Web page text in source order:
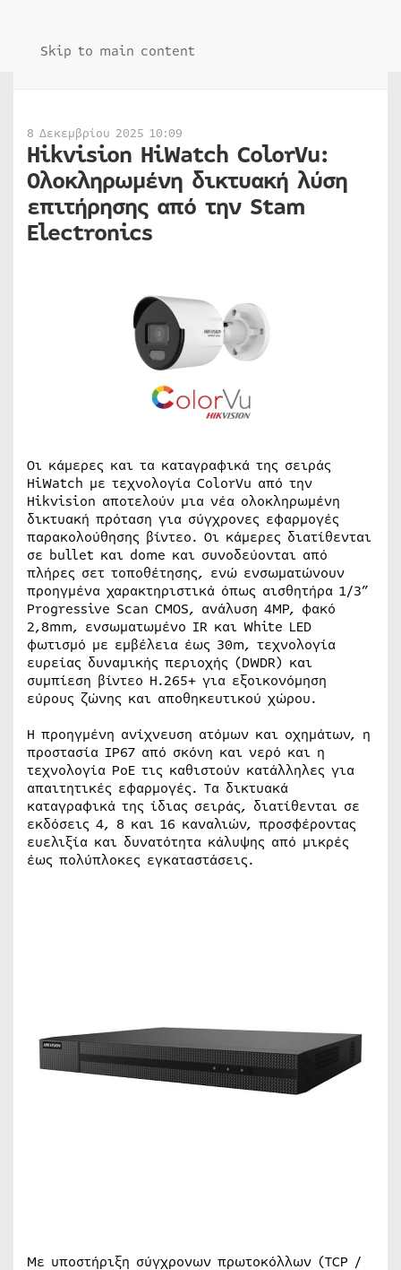
Skip to main content
8 Δεκεμβρίου 2025 10:09
Hikvision HiWatch ColorVu:
Ολοκληρωμένη δικτυακή λύση
επιτήρησης από την Stam
Electronics
Οι κάμερες και τα καταγραφικά της σειράς
HiWatch με τεχνολογία ColorVu από την
Hikvision αποτελούν μια νέα ολοκληρωμένη
δικτυακή πρόταση για σύγχρονες εφαρμογές
παρακολούθησης βίντεο. Οι κάμερες διατίθενται
σε bullet και dome και συνοδεύονται από
πλήρες σετ τοποθέτησης, ενώ ενσωματώνουν
προηγμένα χαρακτηριστικά όπως αισθητήρα 1/3”
Progressive Scan CMOS, ανάλυση 4MP, φακό
2,8mm, ενσωματωμένο IR και White LED
φωτισμό με εμβέλεια έως 30m, τεχνολογία
ευρείας δυναμικής περιοχής (DWDR) και
συμπίεση βίντεο H.265+ για εξοικονόμηση
εύρους ζώνης και αποθηκευτικού χώρου.
Η προηγμένη ανίχνευση ατόμων και οχημάτων, η
προστασία IP67 από σκόνη και νερό και η
τεχνολογία PoE τις καθιστούν κατάλληλες για
απαιτητικές εφαρμογές. Τα δικτυακά
καταγραφικά της ίδιας σειράς, διατίθενται σε
εκδόσεις 4, 8 και 16 καναλιών, προσφέροντας
ευελιξία και δυνατότητα κάλυψης από μικρές
έως πολύπλοκες εγκαταστάσεις.
Με υποστήριξη σύγχρονων πρωτοκόλλων (TCP /